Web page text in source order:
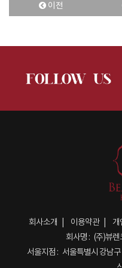
이전
회사소개 이용약관 개
회사명 : (주)뷰렌
서울지점 : 서울특별시 강남